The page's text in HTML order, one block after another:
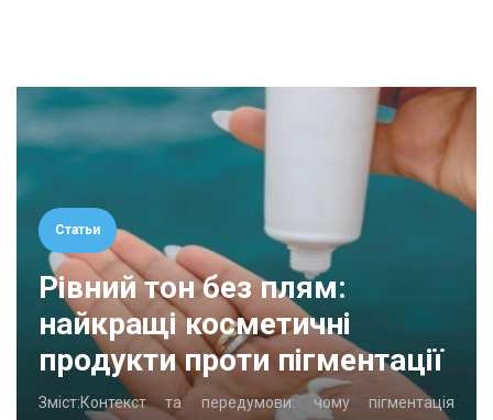
Статьи
Рівний тон без плям:
найкращі косметичні
продукти проти пігментації
Зміст:Контекст та передумови: чому пігментація